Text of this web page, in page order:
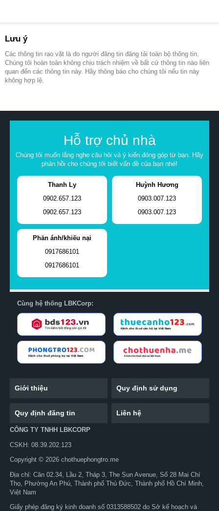
Lưu ý
Các thông tin rao vặt là do người đăng tin đăng tải toàn bộ thông tin.
Chúng tôi hoàn toàn không chịu trách nhiệm về bất cứ thông tin nào liên
quan đến các thông tin này. Hãy thông báo cho chúng tôi nếu tin này
không hợp lệ.
Hỗ trợ chủ nhà
Chúng tôi muốn lắng nghe câu hỏi và ý kiến đóng góp từ bạn. Hãy
phản hồi cho chúng tôi biết vấn đề của bạn nhé!
Thanh Ly
0902.657.123
0902.657.123
Huỳnh Hương
0903.007.123
0903.007.123
Phản ánh/khiếu nại
0917686101
0917686101
Cùng hệ thống LBKCorp:
Giới thiệu Quy định sử dụng
Quy định đăng tin Liên hệ
CÔNG TY TNHH LBKCORP
CSKH: 08.39.202.123
Copyright © 2026 chothuephongtro.me
Địa chỉ: Căn 02.34, Lầu 2, Tháp 3, The Sun Avenue, Số 28 Mai Chí
Thọ, Phường An Phú, Thành phố Thủ Đức, Thành phố Hồ Chí Minh,
Việt Nam
Giấy phép đăng ký kinh doanh số 0313588502 do Sở kế hoạch và